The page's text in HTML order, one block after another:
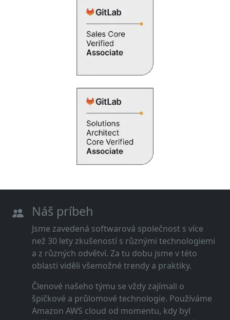
Náš príbeh
Jsme zavedená softwarová společnost s více
než 30 lety zkušeností s různými technologiemi
a z různých odvětví. Za tu dobu jsme v této
oblasti viděli všemožné trendy a praktiky.
Členové našeho týmu se vždy zajímali o
špičkové a průlomové technologie. Používáme
Amazon AWS cloud od momentu, kdy byl